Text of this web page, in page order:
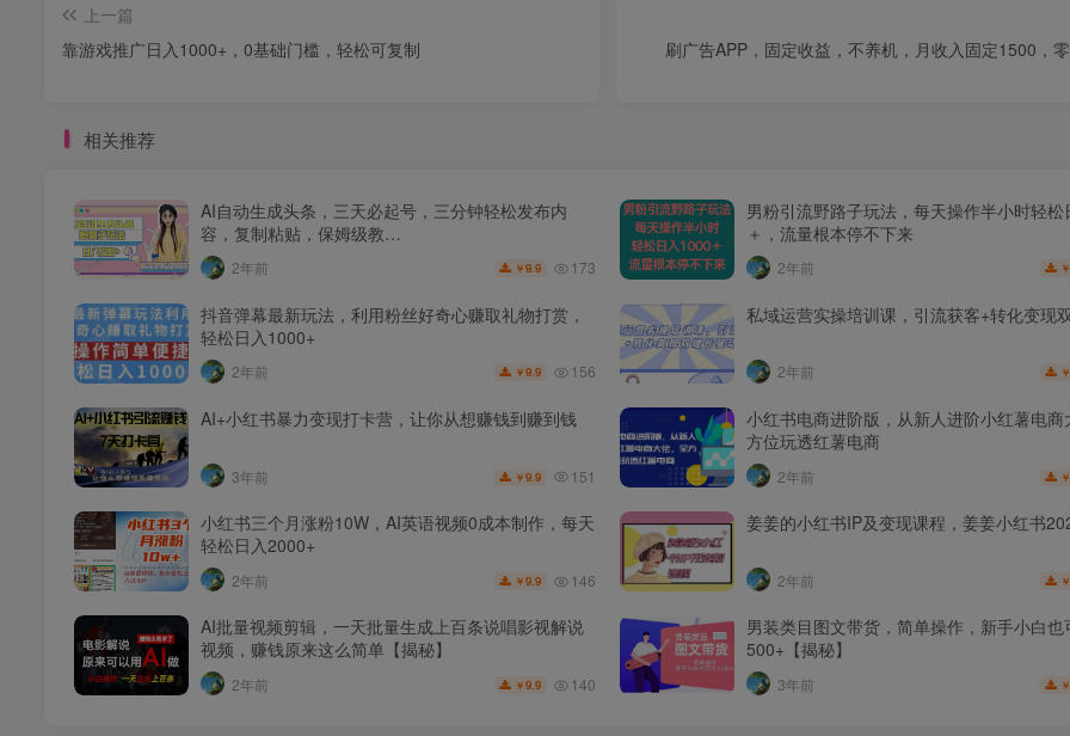
上一篇
靠游戏推广日入1000+，0基础门槛，轻松可复制
刷广告APP，固定收益，不养机，月收入固定1500，
相关推荐
AI自动生成头条，三天必起号，三分钟轻松发布内
容，复制粘贴，保姆级教…
2年前 ￥9.9 173
男粉引流野路子玩法，每天操作半小时轻
＋，流量根本停不下来
2年前 ￥
抖音弹幕最新玩法，利用粉丝好奇心赚取礼物打赏，
轻松日入1000+
2年前 ￥9.9 156
私域运营实操培训课，引流获客+转化变现
2年前 ￥
AI+小红书暴力变现打卡营，让你从想赚钱到赚到钱
3年前 ￥9.9 151
小红书电商进阶版，从新人进阶小红薯电商
方位玩透红薯电商
2年前 ￥
小红书三个月涨粉10W，AI英语视频0成本制作，每天
轻松日入2000+
2年前 ￥9.9 146
姜姜的小红书IP及变现课程，姜姜小红书
2年前 ￥
AI批量视频剪辑，一天批量生成上百条说唱影视解说
视频，赚钱原来这么简单【揭秘】
2年前 ￥9.9 140
男装类目图文带货，简单操作，新手小白也
500+【揭秘】
3年前 ￥